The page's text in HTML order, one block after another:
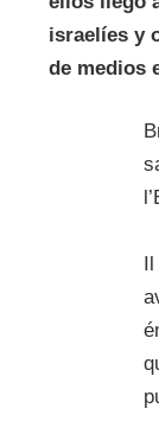
israelíes y
de medios